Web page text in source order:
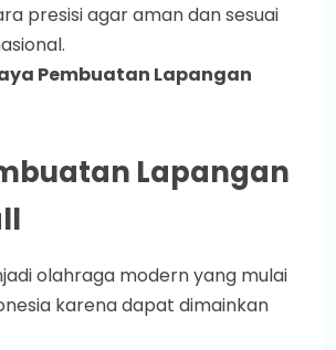
presisi agar aman dan sesuai
Pembuatan Lapangan
Lapangan
olahraga modern yang mulai
karena dapat dimainkan